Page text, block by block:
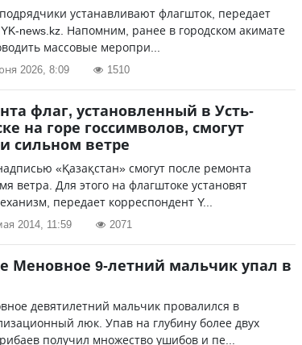
устанавливают флагшток, передает
news.kz. Напомним, ранее в городском акимате
массовые меропри...
2026, 8:09 1510
флаг, установленный в Усть-
на горе госсимволов, смогут
сильном ветре
«Қазақстан» смогут после ремонта
ветра. Для этого на флагштоке установят
передает корреспондент Y...
2014, 11:59 2071
Меновное 9-летний мальчик упал в
девятилетний мальчик провалился в
люк. Упав на глубину более двух
получил множество ушибов и пе...